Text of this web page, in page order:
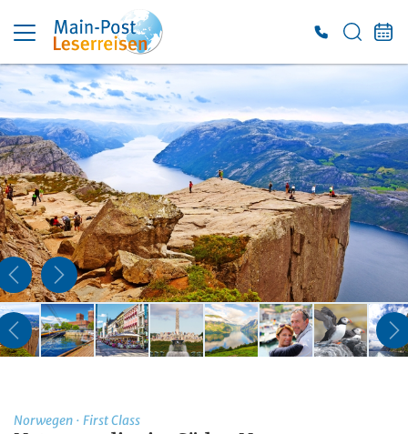
Es konnten keine gültigen Angebote gefunden werden. Bitte wenden Sie sich an
unser Service-Center.
Norwegen · First Class